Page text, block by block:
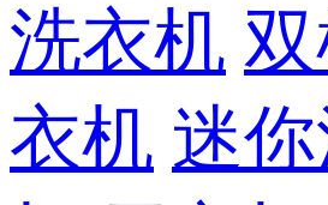
洗衣机
衣机 迷